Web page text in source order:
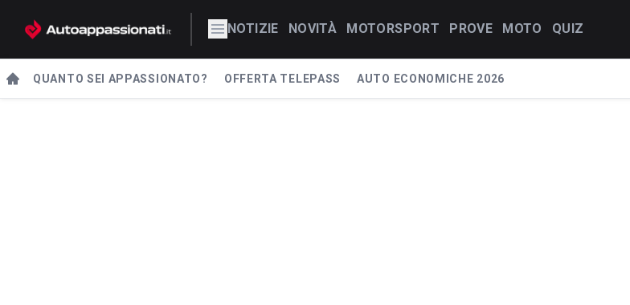
NOTIZIE NOVITÀ MOTORSPORT PROVE MOTO QUIZ
QUANTO SEI APPASSIONATO? OFFERTA TELEPASS AUTO ECONOMICHE 2026